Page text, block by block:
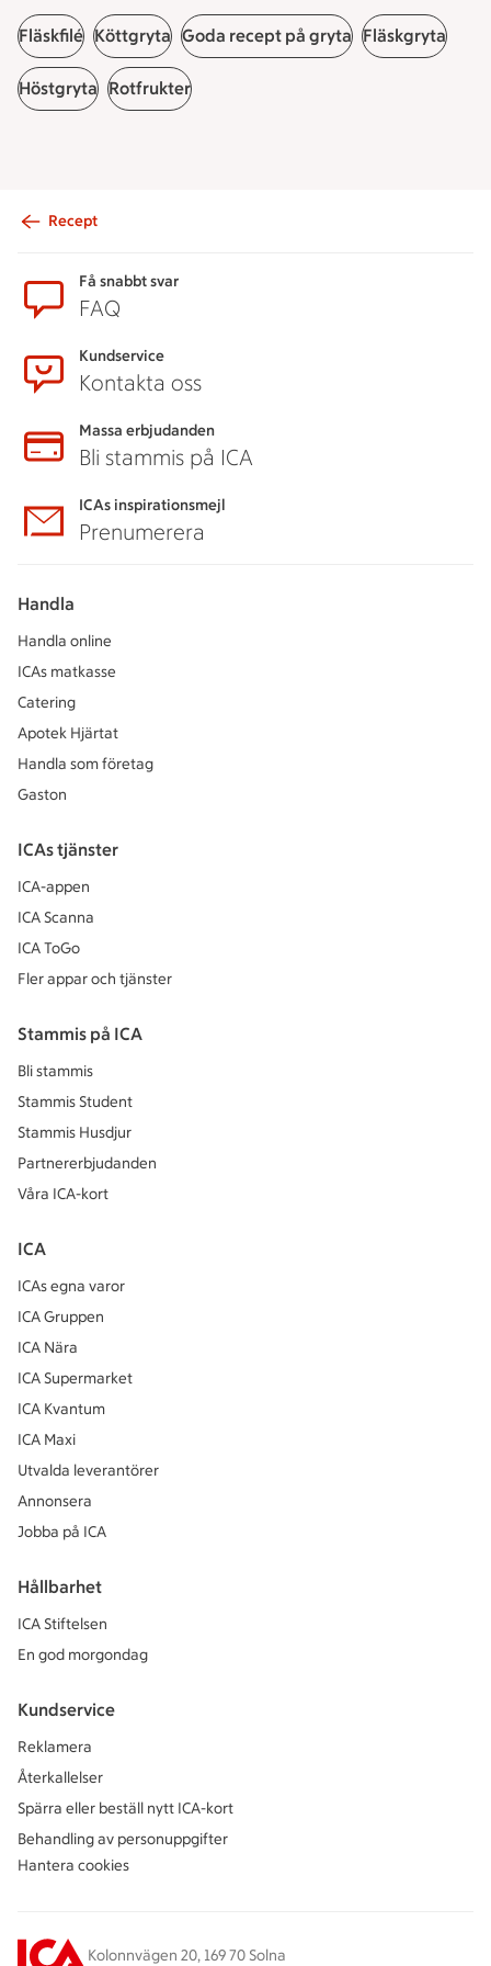
Fläskfilé Köttgryta Goda recept på gryta Fläskgryta
Höstgryta Rotfrukter
Recept
Få snabbt svar
FAQ
Kundservice
Kontakta oss
Massa erbjudanden
Bli stammis på ICA
ICAs inspirationsmejl
Prenumerera
Handla
Handla online
ICAs matkasse
Catering
Apotek Hjärtat
Handla som företag
Gaston
ICAs tjänster
ICA-appen
ICA Scanna
ICA ToGo
Fler appar och tjänster
Stammis på ICA
Bli stammis
Stammis Student
Stammis Husdjur
Partnererbjudanden
Våra ICA-kort
ICA
ICAs egna varor
ICA Gruppen
ICA Nära
ICA Supermarket
ICA Kvantum
ICA Maxi
Utvalda leverantörer
Annonsera
Jobba på ICA
Hållbarhet
ICA Stiftelsen
En god morgondag
Kundservice
Reklamera
Återkallelser
Spärra eller beställ nytt ICA-kort
Behandling av personuppgifter
Hantera cookies
Kolonnvägen 20, 169 70 Solna